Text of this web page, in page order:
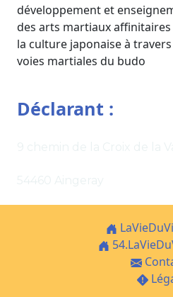
développement et
des arts martiaux
la culture japonaise à
voies martiales du budo
Déclarant :